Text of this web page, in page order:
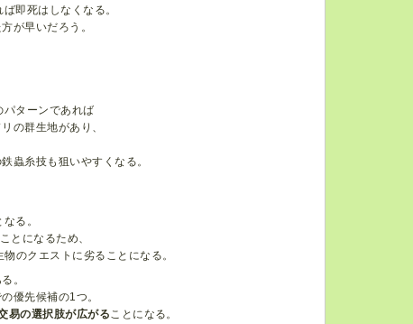
即死はしなくなる。
が早いだろう。
ターンであれば
の群生地があり、
蟲糸技も狙いやすくなる。
る。
とになるため、
のクエストに劣ることになる。
。
優先候補の1つ。
易の選択肢が広がることになる。